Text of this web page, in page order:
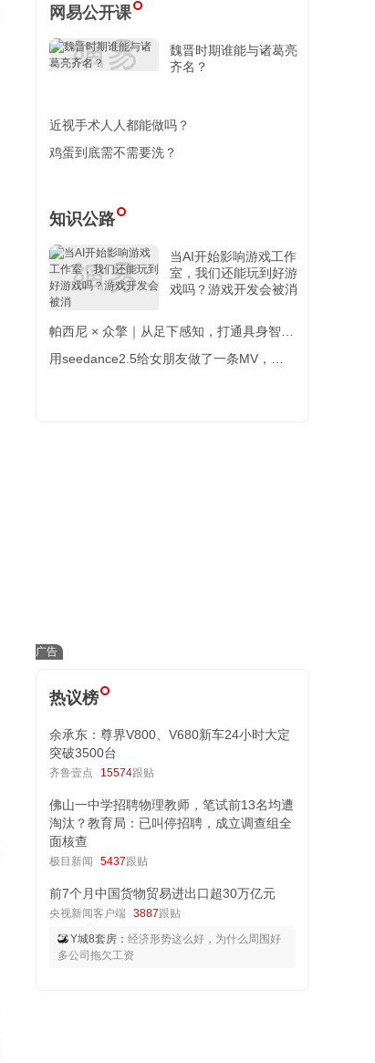
网易公开课
魏晋时期谁能与诸葛亮
齐名？
近视手术人人都能做吗？
鸡蛋到底需不需要洗？
知识公路
当AI开始影响游戏工作
室，我们还能玩到好游
戏吗？游戏开发会被消
帕西尼 × 众擎｜从足下感知，打通具身智能
全身触觉感知终极闭环
用seedance2.5给女朋友做了一条MV，被
热议榜
余承东：尊界V800、V680新车24小时大定
突破3500台
齐鲁壹点 15574跟贴
佛山一中学招聘物理教师，笔试前13名均遭
淘汰？教育局：已叫停招聘，成立调查组全
面核查
极目新闻 5437跟贴
前7个月中国货物贸易进出口超30万亿元
央视新闻客户端 3887跟贴
Y城8套房： 经济形势这么好，为什么周围好
多公司拖欠工资